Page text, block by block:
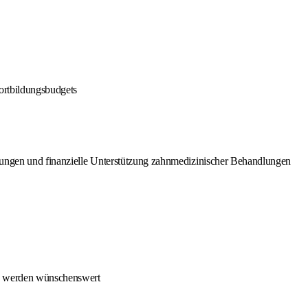
und finanzielle Unterstützung zahnmedizinischer Behandlungen
wünschenswert